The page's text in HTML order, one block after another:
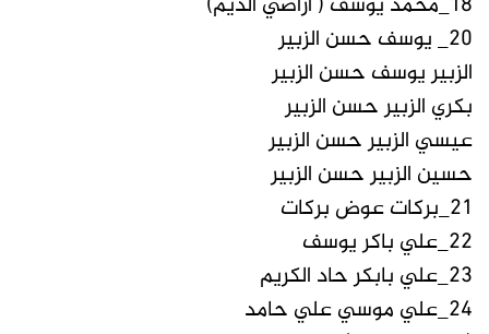
20_ يوسف حسن الزبير
الزبير يوسف حسن الزبير
بكري الزبير حسن الزبير
عيسي الزبير حسن الزبير
حسين الزبير حسن الزبير
21_بركات عوض بركات
22_علي باكر يوسف
23_علي بابكر حاد الكريم
24_علي موسي علي حامد